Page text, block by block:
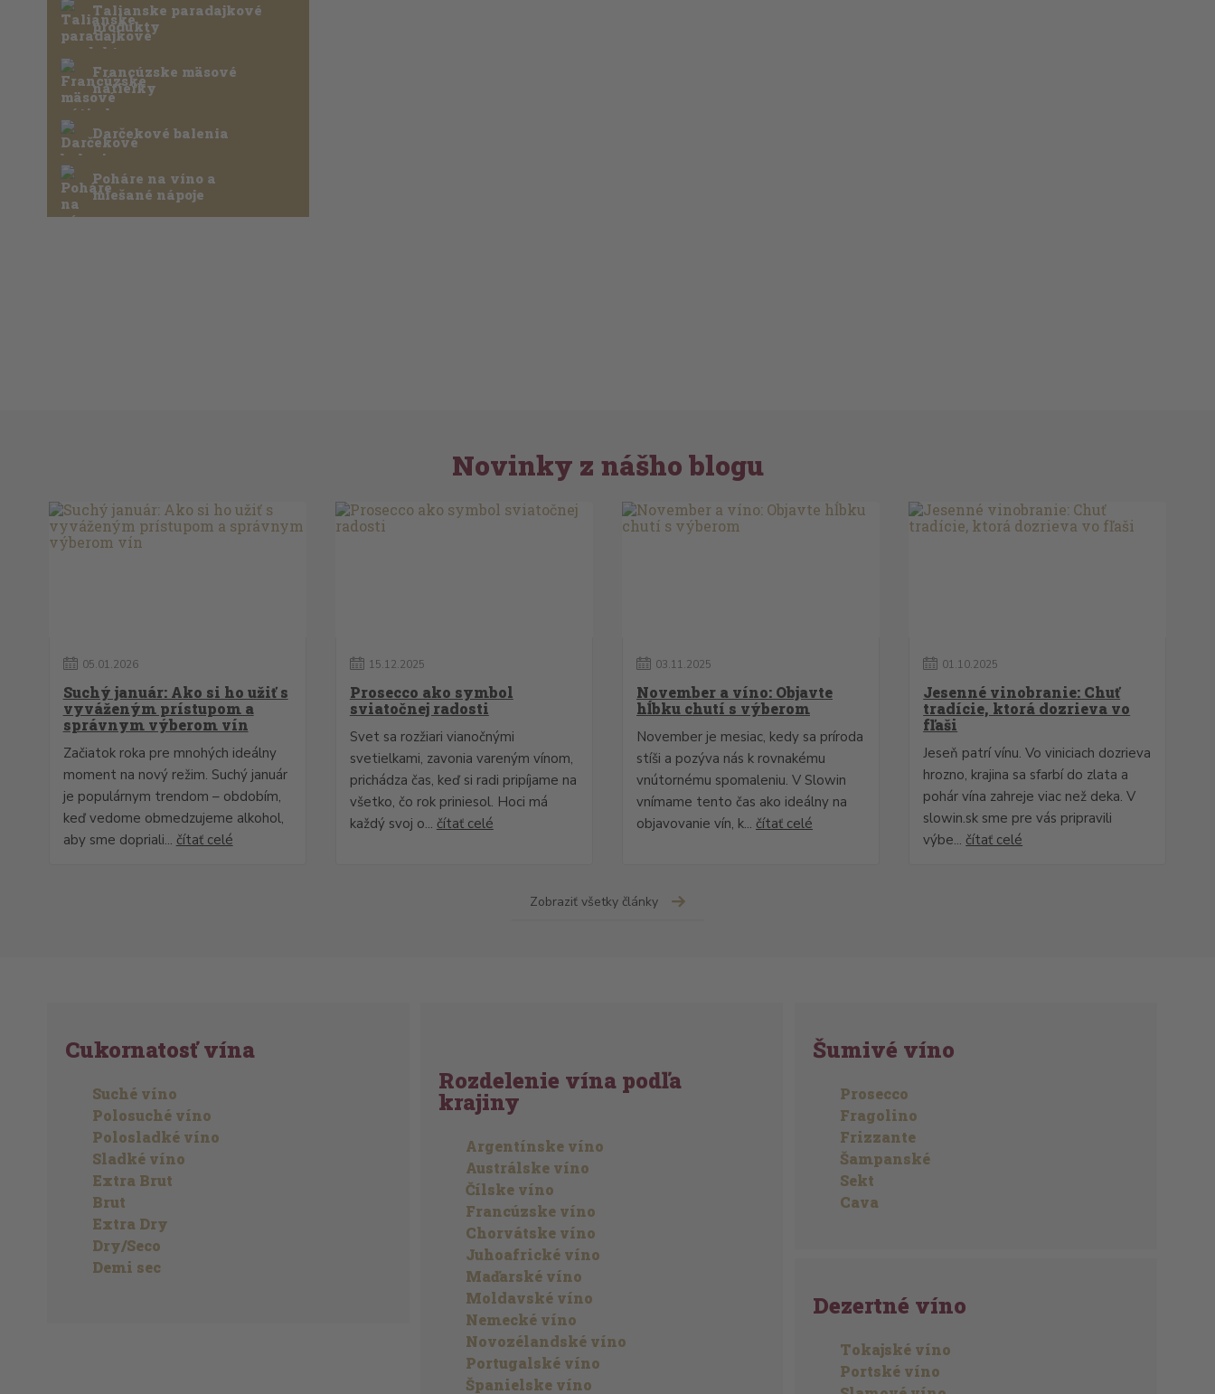
Talianske paradajkové
produkty
Francúzske mäsové
nátierky
Darčekové balenia
Poháre na víno a
miešané nápoje
Novinky z nášho blogu
05.01.2026
Suchý január: Ako si ho užiť s
vyváženým prístupom a
správnym výberom vín
Začiatok roka pre mnohých ideálny
moment na nový režim. Suchý január
je populárnym trendom – obdobím,
keď vedome obmedzujeme alkohol,
aby sme dopriali... čítať celé
15.12.2025
Prosecco ako symbol
sviatočnej radosti
Svet sa rozžiari vianočnými
svetielkami, zavonia vareným vínom,
prichádza čas, keď si radi pripíjame na
všetko, čo rok priniesol. Hoci má
každý svoj o... čítať celé
03.11.2025
November a víno: Objavte
hĺbku chutí s výberom
November je mesiac, kedy sa príroda
stíši a pozýva nás k rovnakému
vnútornému spomaleniu. V Slowin
vnímame tento čas ako ideálny na
objavovanie vín, k... čítať celé
01.10.2025
Jesenné vinobranie: Chuť
tradície, ktorá dozrieva vo
fľaši
Jeseň patrí vínu. Vo viniciach dozrieva
hrozno, krajina sa sfarbí do zlata a
pohár vína zahreje viac než deka. V
slowin.sk sme pre vás pripravili
výbe... čítať celé
Zobraziť všetky články
Cukornatosť vína
Suché víno
Polosuché víno
Polosladké víno
Sladké víno
Extra Brut
Brut
Extra Dry
Dry/Seco
Demi sec
Rozdelenie vína podľa
krajiny
Argentínske víno
Austrálske víno
Čílske víno
Francúzske víno
Chorvátske víno
Juhoafrické víno
Maďarské víno
Moldavské víno
Nemecké víno
Novozélandské víno
Portugalské víno
Španielske víno
Šumivé víno
Prosecco
Fragolino
Frizzante
Šampanské
Sekt
Cava
Dezertné víno
Tokajské víno
Portské víno